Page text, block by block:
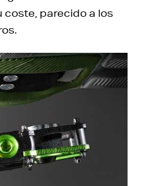
coste, parecido a los